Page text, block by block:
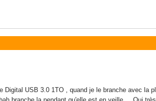
Digital USB 3.0 1TO , quand je le branche avec